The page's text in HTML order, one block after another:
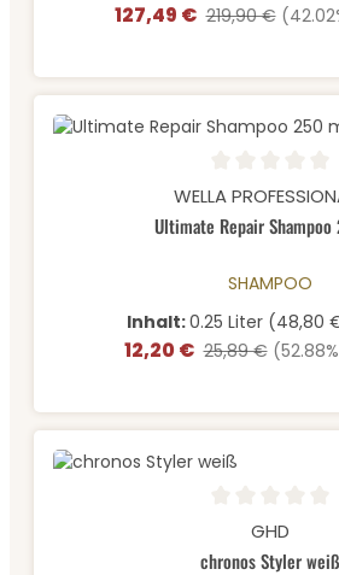
Verkaufspreis:
127,49 € Regulärer Preis:
219,90 €
Durchschnittliche Bewertung von
WELLA
Ultimate Repair Shampoo
SHAMPOO
Inhalt:0.25 Liter (48,80
Verkaufspreis:
12,20 € Regulärer Preis:
25,89 €
Durchschnittliche Bewertung von
GHD
chronos Styler weiß